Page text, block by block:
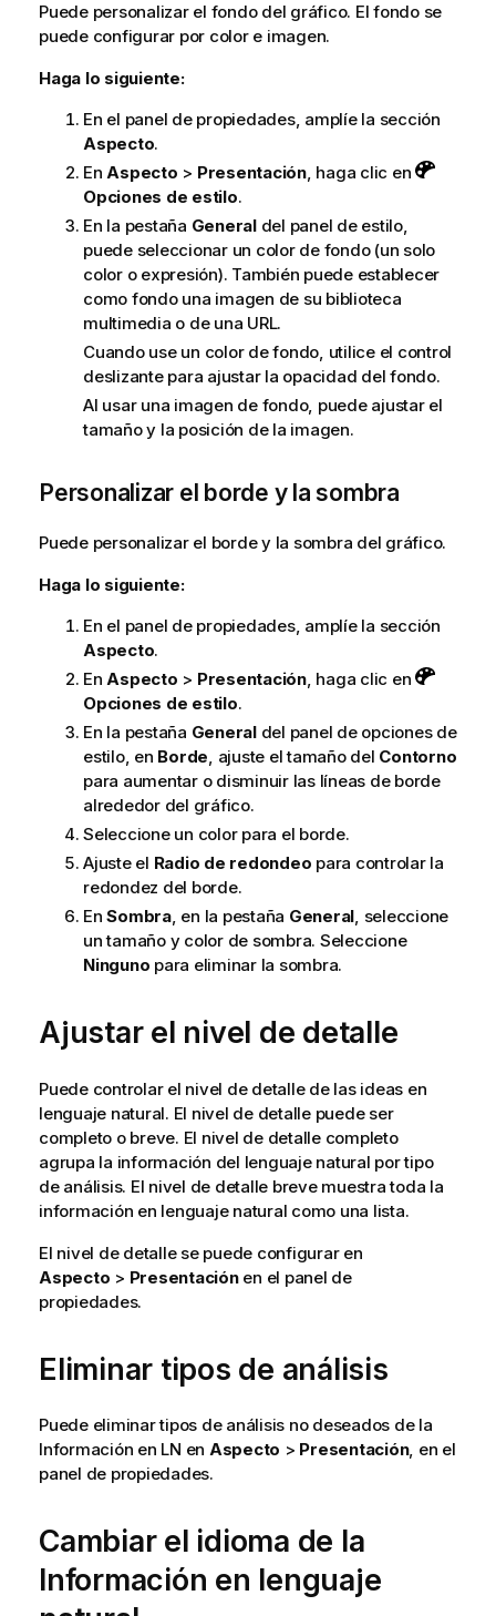
Puede personalizar el fondo del gráfico. El fondo se
puede configurar por color e imagen.
Haga lo siguiente:
En el panel de propiedades, amplíe la sección
Aspecto.
EnAspecto > Presentación, haga clic en
Opciones de estilo.
En la pestaña Generaldel panel de estilo,
puede seleccionar un color de fondo (un solo
color o expresión). También puede establecer
como fondo una imagen de su biblioteca
multimedia o de una URL.
Cuando use un color de fondo, utilice el control
deslizante para ajustar la opacidad del fondo.
Al usar una imagen de fondo, puede ajustar el
tamaño y la posición de la imagen.
Personalizar el borde y la sombra
Puede personalizar el borde y la sombra del gráfico.
Haga lo siguiente:
En el panel de propiedades, amplíe la sección
Aspecto.
EnAspecto > Presentación, haga clic en
Opciones de estilo.
En la pestaña Generaldel panel de opciones de
estilo, en Borde, ajuste el tamaño del Contorno
para aumentar o disminuir las líneas de borde
alrededor del gráfico.
Seleccione un color para el borde.
Ajuste el Radio de redondeo para controlar la
redondez del borde.
EnSombra, en la pestaña General, seleccione
un tamaño y color de sombra. Seleccione
Ninguno para eliminar la sombra.
Ajustar el nivel de detalle
Puede controlar el nivel de detalle de las ideas en
lenguaje natural. El nivel de detalle puede ser
completo o breve. El nivel de detalle completo
agrupa la información del lenguaje natural por tipo
de análisis. El nivel de detalle breve muestra toda la
información en lenguaje natural como una lista.
El nivel de detalle se puede configurar en
Aspecto > Presentaciónen el panel de
propiedades.
Eliminar tipos de análisis
Puede eliminar tipos de análisis no deseados de la
Información en LN en Aspecto > Presentación, en el
panel de propiedades.
Cambiar el idioma de la
Información en lenguaje